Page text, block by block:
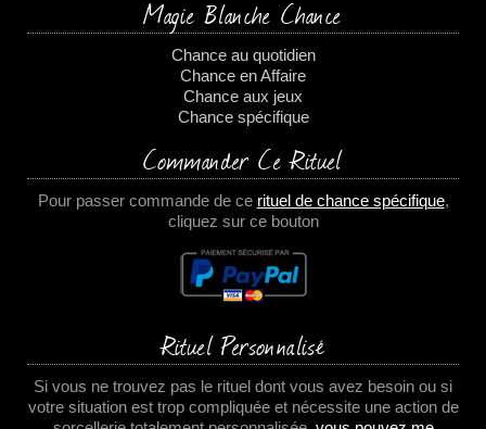
Magie Blanche Chance
Chance au quotidien
Chance en Affaire
Chance aux jeux
Chance spécifique
Commander Ce Rituel
Pour passer commande de ce rituel de chance spécifique,
cliquez sur ce bouton
Rituel Personnalisé
Si vous ne trouvez pas le rituel dont vous avez besoin ou si
votre situation est trop compliquée et nécessite une action de